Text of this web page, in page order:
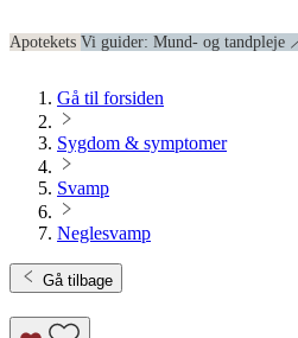
Apotekets Vi guider: Mund- og tandpleje
Gå til forsiden
Sygdom & symptomer
Svamp
Neglesvamp
Gå tilbage